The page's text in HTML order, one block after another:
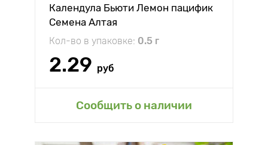
Календула Бьюти Лемон пацифик
Семена Алтая
Кол-во в упаковке: 0.5 г
2.29 руб
Сообщить о наличии